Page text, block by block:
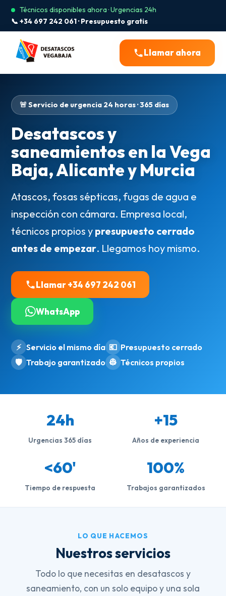
Técnicos disponibles ahora · Urgencias 24h
📞 +34 697 242 061 · Presupuesto gratis
Llamar ahora
🚨 Servicio de urgencia 24 horas · 365 días
Desatascos y
saneamientos en la Vega
Baja, Alicante y Murcia
Atascos, fosas sépticas, fugas de agua e
inspección con cámara. Empresa local,
técnicos propios y presupuesto cerrado
antes de empezar. Llegamos hoy mismo.
Llamar +34 697 242 061
WhatsApp
⚡ Servicio el mismo día 💶 Presupuesto cerrado
🛡️ Trabajo garantizado 👷 Técnicos propios
24h
Urgencias 365 días
+15
Años de experiencia
<60'
Tiempo de respuesta
100%
Trabajos garantizados
LO QUE HACEMOS
Nuestros servicios
Todo lo que necesitas en desatascos y
saneamiento, con un solo equipo y una sola